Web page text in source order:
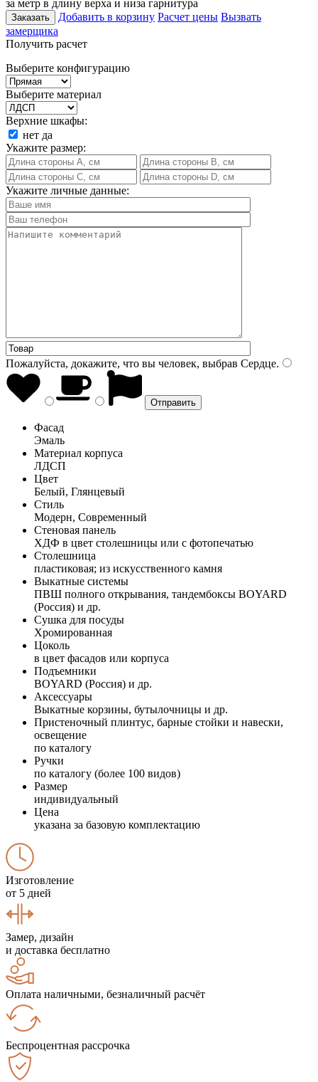
за метр в длину верха и низа гарнитура
Заказать Добавить в корзину Расчет цены Вызвать
замерщика
Получить расчет
Выберите конфигурацию
Выберите материал
Верхние шкафы:
нет да
Укажите размер:
Укажите личные данные:
Пожалуйста, докажите, что вы человек, выбрав Сердце.
Фасад
Эмаль
Материал корпуса
ЛДСП
Цвет
Белый, Глянцевый
Стиль
Модерн, Современный
Стеновая панель
ХДФ в цвет столешницы или с фотопечатью
Столешница
пластиковая; из искусственного камня
Выкатные системы
ПВШ полного открывания, тандембоксы BOYARD
(Россия) и др.
Сушка для посуды
Хромированная
Цоколь
в цвет фасадов или корпуса
Подъемники
BOYARD (Россия) и др.
Аксессуары
Выкатные корзины, бутылочницы и др.
Пристеночный плинтус, барные стойки и навески,
освещение
по каталогу
Ручки
по каталогу (более 100 видов)
Размер
индивидуальный
Цена
указана за базовую комплектацию
Изготовление
от 5 дней
Замер, дизайн
и доставка бесплатно
Оплата наличными, безналичный расчёт
Беспроцентная рассрочка